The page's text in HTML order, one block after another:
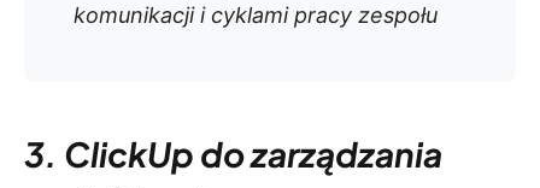
komunikacji i cyklami pracy zespołu
3. ClickUp do zarządzania